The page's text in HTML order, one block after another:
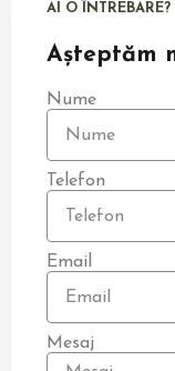
AI O ÎNTREBARE?
Așteptăm
Nume
Telefon
Email
Mesaj